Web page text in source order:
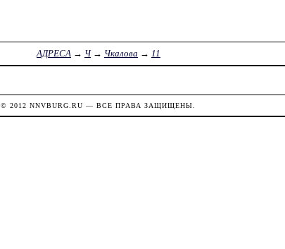
АДРЕСА→ Ч→ Чкалова → 11
© 2012NNVBURG.RU — ВСЕ ПРАВА ЗАЩИЩЕНЫ.